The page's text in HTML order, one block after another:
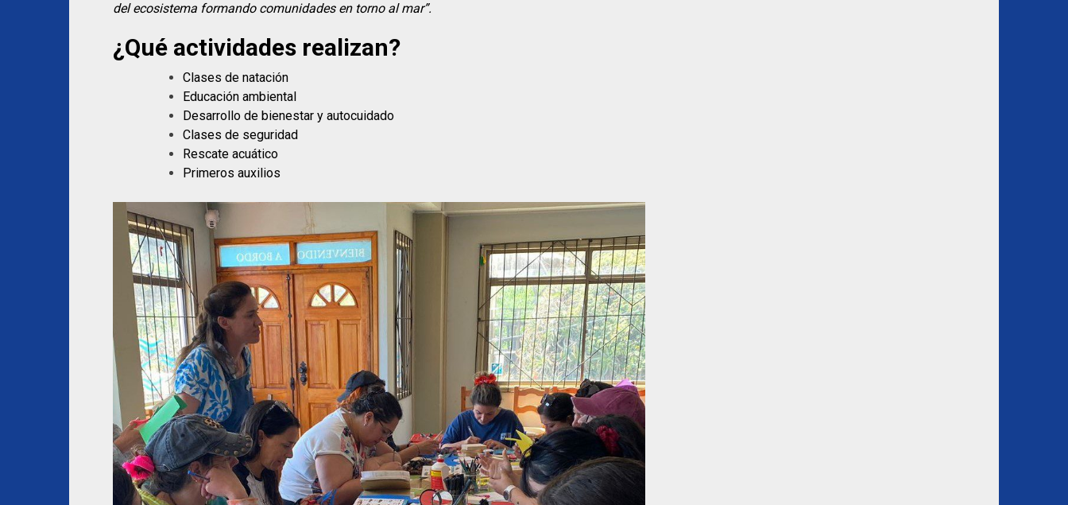
del ecosistema formando comunidades en torno al mar”.
¿Qué actividades realizan?
Clases de natación
Educación ambiental
Desarrollo de bienestar y autocuidado
Clases de seguridad
Rescate acuático
Primeros auxilios